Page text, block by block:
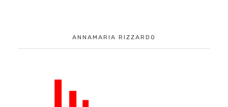
ANNAMARIA RIZZARDO